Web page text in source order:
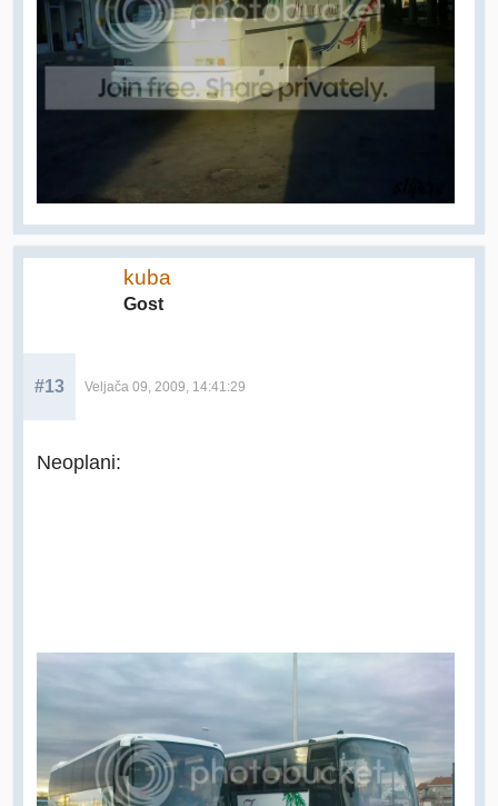
kuba
Gost
#13 Veljača 09, 2009, 14:41:29
Neoplani: